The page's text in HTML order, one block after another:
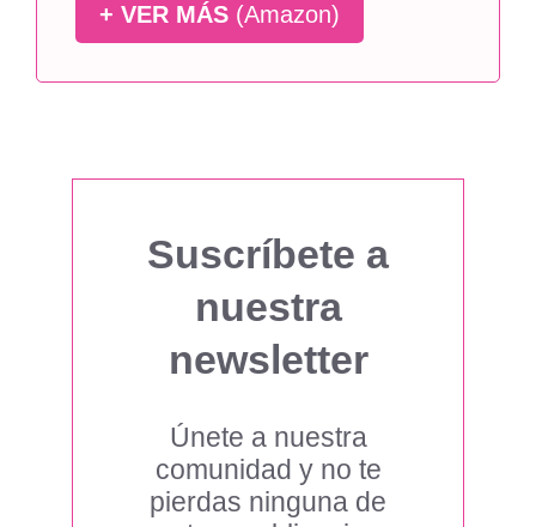
+ VER MÁS (Amazon)
Suscríbete a
nuestra
newsletter
Únete a nuestra
comunidad y no te
pierdas ninguna de